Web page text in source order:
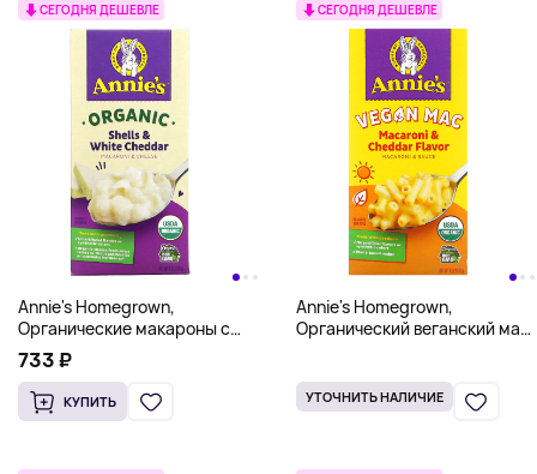
СЕГОДНЯ ДЕШЕВЛЕ
Annie's Homegrown,
Органические макароны с
сыром, скорлупа и белый
чеддер, 170 г (6 унций)
733 ₽
КУПИТЬ
СЕГОДНЯ ДЕШЕВЛЕ
Annie's Homegrown,
Органический веганский мак,
УТОЧНИТЬ НАЛИЧИЕ